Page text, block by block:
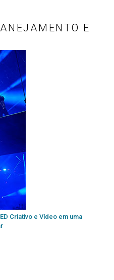
E
Criativo e Vídeo em uma